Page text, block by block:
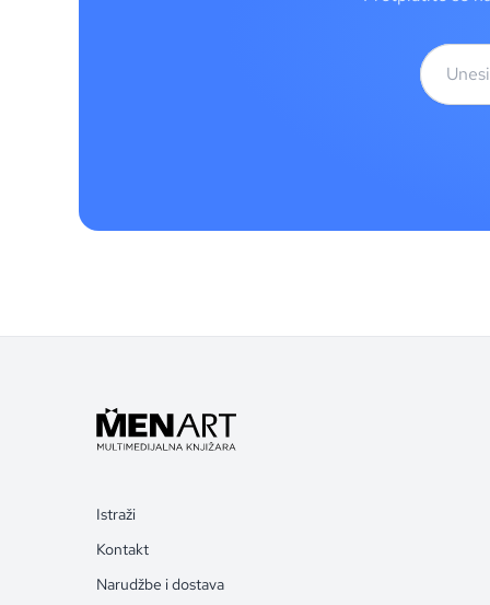
Istraži
Kontakt
Narudžbe i dostava